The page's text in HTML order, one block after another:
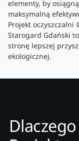
elementy, by
maksymalną
Projekt oczyszczalni
Starogard Gdański
stronę lepszej
ekologicznej.